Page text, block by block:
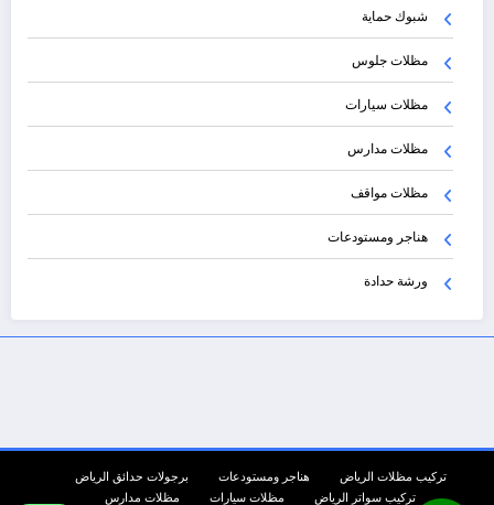
شبوك حماية
مظلات جلوس
مظلات سيارات
مظلات مدارس
مظلات مواقف
هناجر ومستودعات
ورشة حدادة
تركيب مظلات الرياض هناجر ومستودعات
برجولات حدائق الرياض
تركيب سواتر الرياض
مظلات سيارات مظلات مدارس